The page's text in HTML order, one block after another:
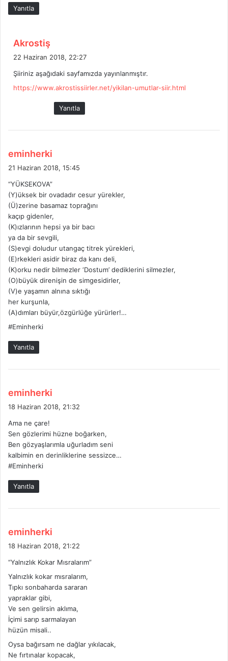
Yanıtla
Akrostiş
e
i
k
22 Haziran 2018, 22:27
Şiiriniz aşağıdaki sayfamızda yayınlanmıştır.
https://www.akrostissiirler.net/yikilan-umutlar-siir.html
Yanıtla
eminherki
e
k
i
:
21 Haziran 2018, 15:45
“YÜKSEKOVA”
(Y)üksek bir ovadadır cesur yürekler,
(Ü)zerine basamaz toprağını
kaçıp gidenler,
(K)ızlarının hepsi ya bir bacı
ya da bir sevgili,
(S)evgi doludur utangaç titrek yürekleri,
(E)rkekleri asidir biraz da kanı deli,
(K)orku nedir bilmezler ‘Dostum’ dediklerini silmezler,
(O)büyük direnişin de simgesidirler,
(V)e yaşamın alnına sıktığı
her kurşunla,
(A)dımları büyür,özgürlüğe yürürler!…
#Eminherki
Yanıtla
eminherki
e
k
i
18 Haziran 2018, 21:32
Ama ne çare!
Sen gözlerimi hüzne boğarken,
Ben gözyaşlarımla uğurladım seni
kalbimin en derinliklerine sessizce…
#Eminherki
Yanıtla
eminherki
e
i
k
i
18 Haziran 2018, 21:22
“Yalnızlık Kokar Mısralarım”
Yalnızlık kokar mısralarım,
Tıpkı sonbaharda sararan
yapraklar gibi,
Ve sen gelirsin aklıma,
İçimi sarıp sarmalayan
hüzün misali..
Oysa bağırsam ne dağlar yıkılacak,
Ne fırtınalar kopacak,